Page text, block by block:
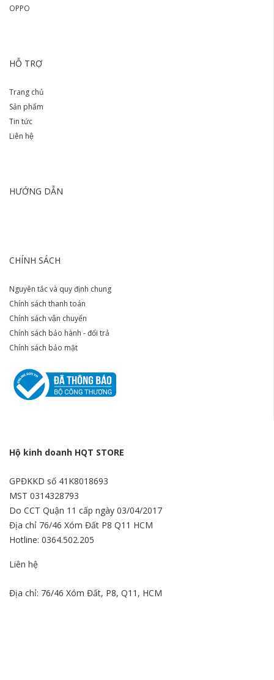
OPPO
HỖ TRỢ
Trang chủ
Sản phẩm
Tin tức
Liên hệ
HƯỚNG DẪN
CHÍNH SÁCH
Nguyên tắc và quy định chung
Chính sách thanh toán
Chính sách vận chuyển
Chính sách bảo hành - đổi trả
Chính sách bảo mật
Hộ kinh doanh HQT STORE
GPĐKKD số 41K8018693
MST 0314328793
Do CCT Quận 11 cấp ngày 03/04/2017
Địa chỉ 76/46 Xóm Đất P8 Q11 HCM
Hotline: 0364.502.205
Liên hệ
Địa chỉ: 76/46 Xóm Đất, P8, Q11, HCM